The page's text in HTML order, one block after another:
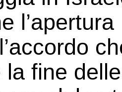
la fine